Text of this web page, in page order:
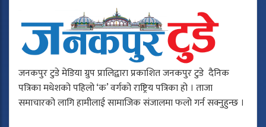
जनकपुर टुडे मेडिया ग्रुप प्रालिद्वारा प्रकाशित जनकपुर टुडे दैनिक
पत्रिका मधेशको पहिलो ‘क’ वर्गको राष्ट्रिय पत्रिका हो । ताजा
समाचारको लागि हामीलाई सामाजिक संजालमा फलो गर्न सक्नुहुन्छ ।